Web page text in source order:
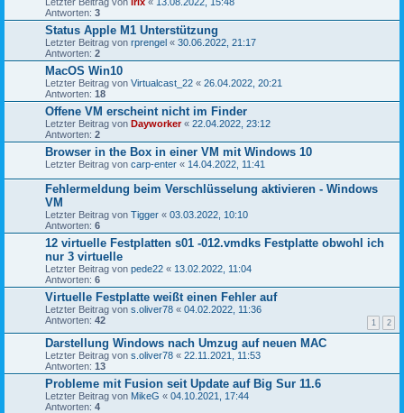
Antworten: 3
Status Apple M1 Unterstützung
Letzter Beitrag von rprengel « 30.06.2022, 21:17
Antworten: 2
MacOS Win10
Letzter Beitrag von Virtualcast_22 « 26.04.2022, 20:21
Antworten: 18
Offene VM erscheint nicht im Finder
Letzter Beitrag von Dayworker« 22.04.2022, 23:12
Antworten: 2
Browser in the Box in einer VM mit Windows 10
Letzter Beitrag von carp-enter « 14.04.2022, 11:41
Fehlermeldung beim Verschlüsselung aktivieren - Windows
VM
Letzter Beitrag von Tigger « 03.03.2022, 10:10
Antworten: 6
12 virtuelle Festplatten s01 -012.vmdks Festplatte obwohl ich
nur 3 virtuelle
Letzter Beitrag von pede22 « 13.02.2022, 11:04
Antworten: 6
Virtuelle Festplatte weißt einen Fehler auf
Letzter Beitrag von s.oliver78 « 04.02.2022, 11:36
Antworten: 42 1 2
Darstellung Windows nach Umzug auf neuen MAC
Letzter Beitrag von s.oliver78 « 22.11.2021, 11:53
Antworten: 13
Probleme mit Fusion seit Update auf Big Sur 11.6
Letzter Beitrag von MikeG « 04.10.2021, 17:44
Antworten: 4